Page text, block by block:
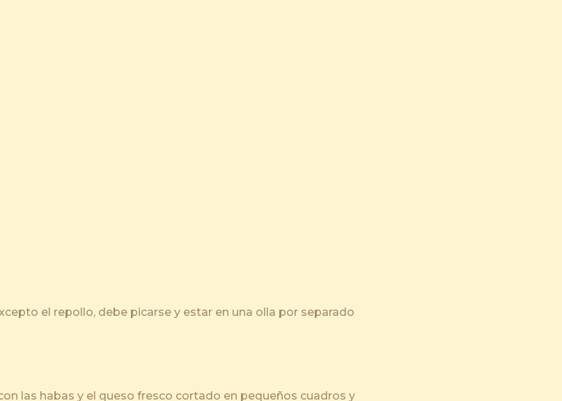
el repollo, debe picarse y estar en una olla por separado
las habas y el queso fresco cortado en pequeños cuadros y